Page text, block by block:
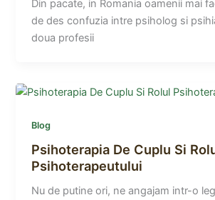
Din pacate, in Romania oamenii mai
de des confuzia intre psiholog si
doua profesii
Blog
Psihoterapia De Cuplu Si
Psihoterapeutului
Nu de putine ori, ne angajam intr-o